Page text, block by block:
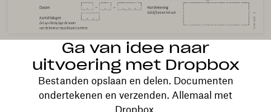
Ga van idee naar
uitvoering met Dropbox
Bestanden opslaan en delen. Documenten
ondertekenen en verzenden. Allemaal met
Dropbox.